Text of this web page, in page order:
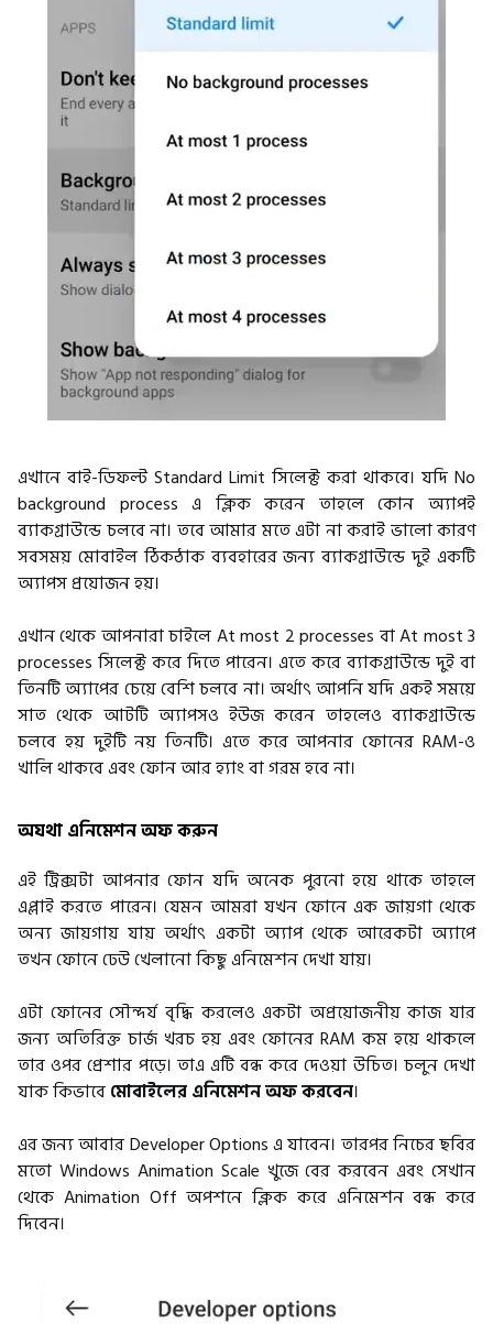
এখানে বাই-ডিফল্ট Standard Limit সিলেক্ট করা থাকবে। যদি No
background process এ ক্লিক করেন তাহলে কোন অ্যাপই
ব্যাকগ্রাউন্ডে চলবে না। তবে আমার মতে এটা না করাই ভালো কারণ
সবসময় মোবাইল ঠিকঠাক ব্যবহারের জন্য ব্যাকগ্রাউন্ডে দুই একটি
অ্যাপস প্রয়োজন হয়।
এখান থেকে আপনারা চাইলে At most 2 processes বা At most 3
processes সিলেক্ট করে দিতে পারেন। এতে করে ব্যাকগ্রাউন্ডে দুই বা
তিনটি অ্যাপের চেয়ে বেশি চলবে না। অর্থাৎ আপনি যদি একই সময়ে
সাত থেকে আটটি অ্যাপসও ইউজ করেন তাহলেও ব্যাকগ্রাউন্ডে
চলবে হয় দুইটি নয় তিনটি। এতে করে আপনার ফোনের RAM-ও
খালি থাকবে এবং ফোন আর হ্যাং বা গরম হবে না।
অযথা এনিমেশন অফ করুন
এই ট্রিক্সটা আপনার ফোন যদি অনেক পুরনো হয়ে থাকে তাহলে
এপ্লাই করতে পারেন। যেমন আমরা যখন ফোনে এক জায়গা থেকে
অন্য জায়গায় যায় অর্থাৎ একটা অ্যাপ থেকে আরেকটা অ্যাপে
তখন ফোনে ঢেউ খেলানো কিছু এনিমেশন দেখা যায়।
এটা ফোনের সৌন্দর্য বৃদ্ধি করলেও একটা অপ্রয়োজনীয় কাজ যার
জন্য অতিরিক্ত চার্জ খরচ হয় এবং ফোনের RAM কম হয়ে থাকলে
তার ওপর প্রেশার পড়ে। তাএ এটি বন্ধ করে দেওয়া উচিত। চলুন দেখা
যাক কিভাবেমোবাইলের এনিমেশন অফ করবেন।
এর জন্য আবার Developer Options এ যাবেন। তারপর নিচের ছবির
মতো Windows Animation Scale খুজে বের করবেন এবং সেখান
থেকে Animation Off অপশনে ক্লিক করে এনিমেশন বন্ধ করে
দিবেন।